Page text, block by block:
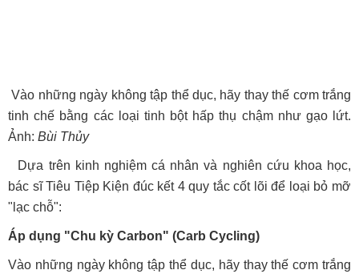
Vào những ngày không tập thể dục, hãy thay thế cơm trắng
tinh chế bằng các loại tinh bột hấp thụ chậm như gạo lứt.
Ảnh: Bùi Thủy
Dựa trên kinh nghiệm cá nhân và nghiên cứu khoa học,
bác sĩ Tiêu Tiệp Kiện đúc kết 4 quy tắc cốt lõi để loại bỏ mỡ
"lạc chỗ":
Áp dụng "Chu kỳ Carbon" (Carb Cycling)
Vào những ngày không tập thể dục, hãy thay thế cơm trắng